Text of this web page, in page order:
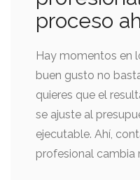
proceso
Hay momentos en
buen gusto no
quieres que el
se ajuste al
ejecutable. Ahí,
profesional cambia